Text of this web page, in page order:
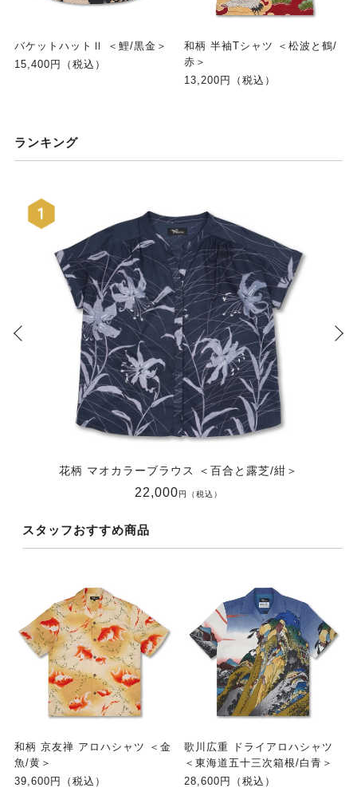
バケットハットⅡ ＜鯉/黒金＞
15,400円（税込）
和柄 半袖Tシャツ ＜松波と鶴/
赤＞
13,200円（税込）
ランキング
花柄 マオカラーブラウス ＜百合と露芝/紺＞
22,000円（税込）
スタッフおすすめ商品
和柄 京友禅 アロハシャツ ＜金
魚/黄＞
39,600円（税込）
歌川広重 ドライアロハシャツ
＜東海道五十三次箱根/白青＞
28,600円（税込）